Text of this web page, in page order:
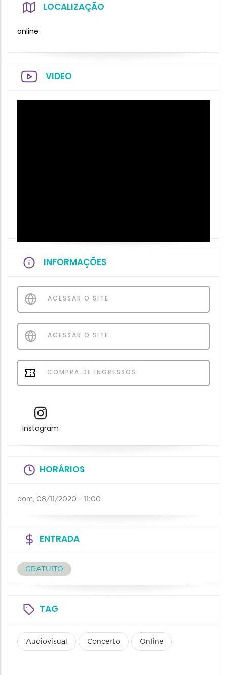
LOCALIZAÇÃO
online
VIDEO
INFORMAÇÕES
ACESSAR O SITE
ACESSAR O SITE
COMPRA DE INGRESSOS
Instagram
HORÁRIOS
dom, 08/11/2020 - 11:00
ENTRADA
GRATUITO
TAG
Audiovisual Concerto Online